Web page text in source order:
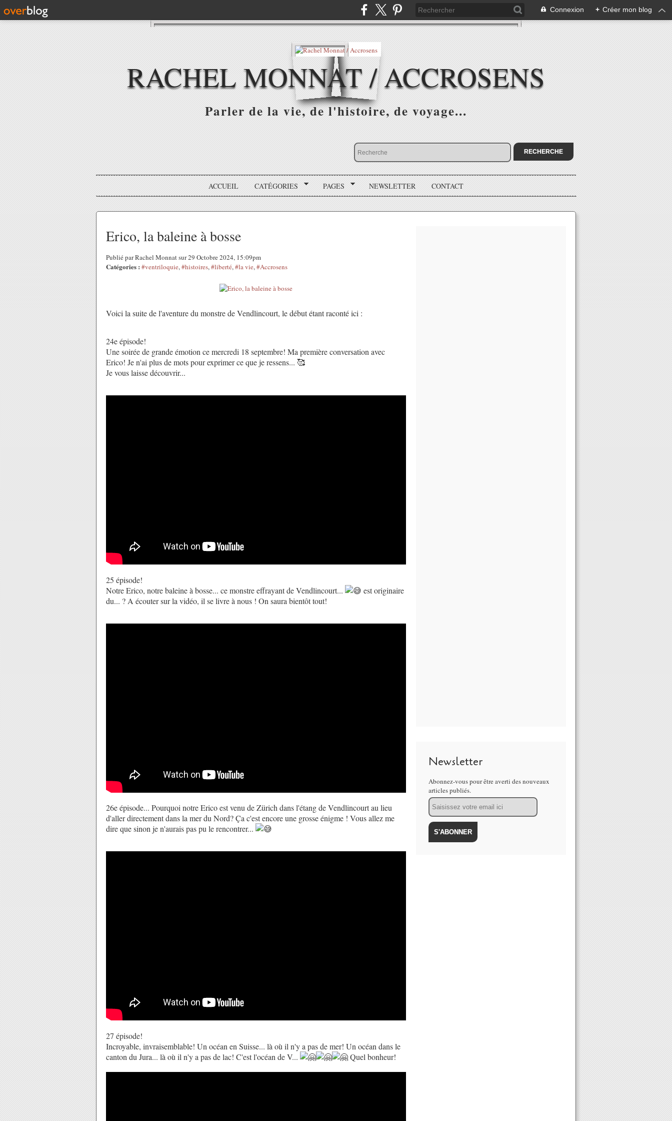
Connexion + Créer mon blog
RACHEL MONNAT / ACCROSENS
Parler de la vie, de l'histoire, de voyage...
ACCUEIL CATÉGORIES PAGES NEWSLETTER CONTACT
Erico, la baleine à bosse
Publié par Rachel Monnat sur 29 Octobre 2024, 15:09pm
Catégories : #ventriloquie,#histoires,#liberté,#la vie,#Accrosens
Voici la suite de l'aventure du monstre de Vendlincourt, le début étant raconté ici :
24e épisode!
Une soirée de grande émotion ce mercredi 18 septembre! Ma première conversation avec
Erico! Je n'ai plus de mots pour exprimer ce que je ressens... 🥰
Je vous laisse découvrir...
25 épisode!
Notre Erico, notre baleine à bosse... ce monstre effrayant de Vendlincourt...
est originaire
du... ? A écouter sur la vidéo, il se livre à nous ! On saura bientôt tout!
26e épisode... Pourquoi notre Erico est venu de Zürich dans l'étang de Vendlincourt au lieu
d'aller directement dans la mer du Nord? Ça c'est encore une grosse énigme ! Vous allez me
dire que sinon je n'aurais pas pu le rencontrer...
27 épisode!
Incroyable, invraisemblable! Un océan en Suisse... là où il n'y a pas de mer! Un océan dans le
canton du Jura... là où il n'y a pas de lac! C'est l'océan de V...
Quel bonheur!
Newsletter
Abonnez-vous pour être averti des nouveaux
articles publiés.
Email